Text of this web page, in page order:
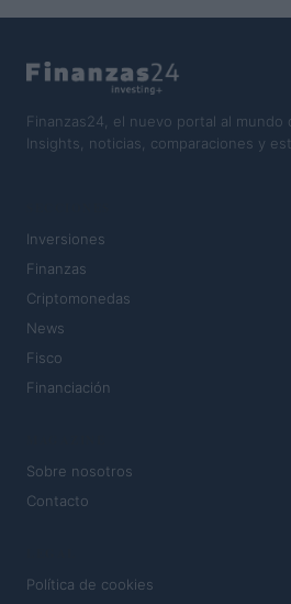
Finanzas24, el nuevo portal al mundo
Insights, noticias, comparaciones y
Inversiones
Finanzas
Criptomonedas
News
Fisco
Financiación
Sobre nosotros
Contacto
Política de cookies